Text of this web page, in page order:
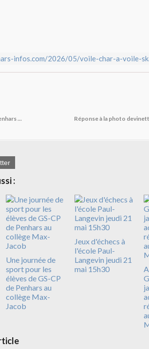
... Réponse à la photo
:
Une journée de
sport pour les
élèves de GS-CP
de Penhars au
collège Max-
Jacob
Jeux d'échecs à
l'école Paul-
Langevin jeudi 21
mai 15h30